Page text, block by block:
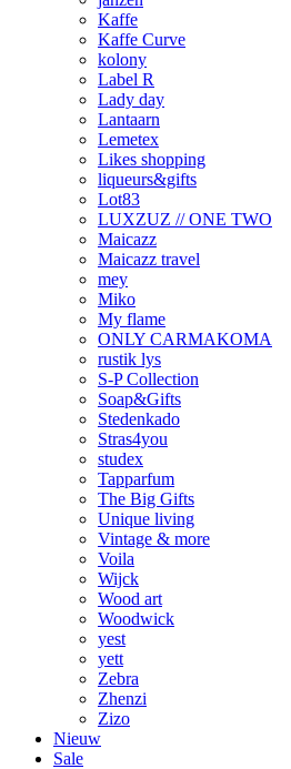
Kaffe
Kaffe Curve
kolony
Label R
Lady day
Lantaarn
Lemetex
Likes shopping
liqueurs&gifts
Lot83
LUXZUZ // ONE TWO
Maicazz
Maicazz travel
mey
Miko
My flame
ONLY CARMAKOMA
rustik lys
S-P Collection
Soap&Gifts
Stedenkado
Stras4you
studex
Tapparfum
The Big Gifts
Unique living
Vintage & more
Voila
Wijck
Wood art
Woodwick
yest
yett
Zebra
Zhenzi
Zizo
Nieuw
Sale